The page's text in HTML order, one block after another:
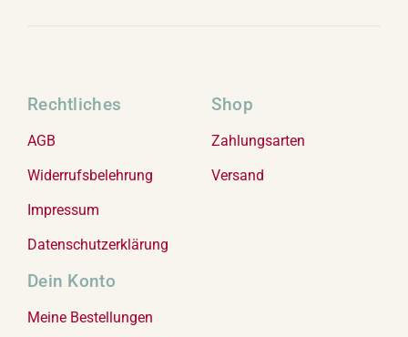
Rechtliches
AGB
Widerrufsbelehrung
Impressum
Datenschutzerklärung
Shop
Zahlungsarten
Versand
Dein Konto
Meine Bestellungen